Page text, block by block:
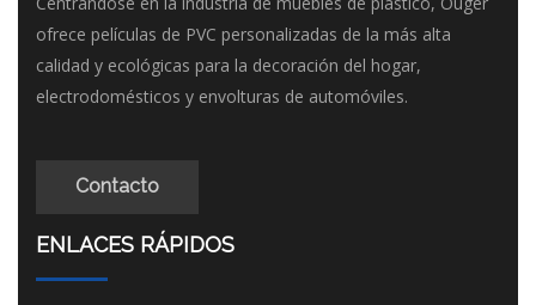
ofrece películas de PVC personalizadas de la más alta
calidad y ecológicas para la decoración del hogar,
electrodomésticos y envolturas de automóviles.
Contacto
ENLACES RÁPIDOS